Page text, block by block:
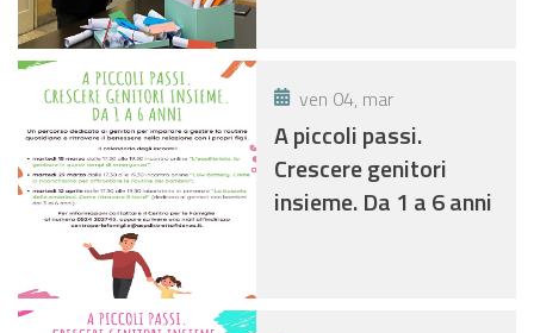
ven 04, mar
A piccoli passi.
Crescere genitori
insieme. Da 1 a 6 anni